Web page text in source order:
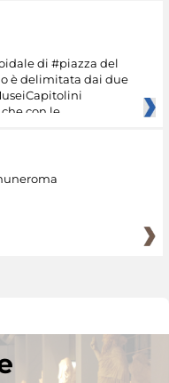
di #piazza del
è delimitata dai due
con le